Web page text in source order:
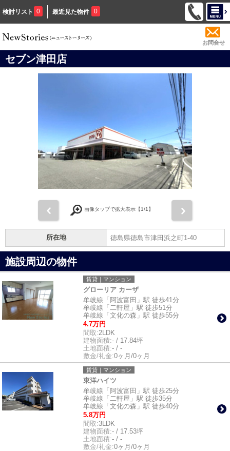
検討リスト 0 最近見た物件 0
お問合せ
セブン津田店
画像タップで拡大表示【1/1】
所在地 徳島県徳島市津田浜之町1-40
施設周辺の物件
賃貸｜マンション
グローリア カーザ
牟岐線「阿波富田」駅 徒歩41分
牟岐線「二軒屋」駅 徒歩51分
牟岐線「文化の森」駅 徒歩55分
4.7万円
間取:2LDK
建物面積:- / 17.84坪
土地面積:- / -
敷金/礼金:0ヶ月/0ヶ月
賃貸｜マンション
東洋ハイツ
牟岐線「阿波富田」駅 徒歩25分
牟岐線「二軒屋」駅 徒歩35分
牟岐線「文化の森」駅 徒歩40分
5.8万円
間取:3LDK
建物面積:- / 17.53坪
土地面積:- / -
敷金/礼金:0ヶ月/0ヶ月